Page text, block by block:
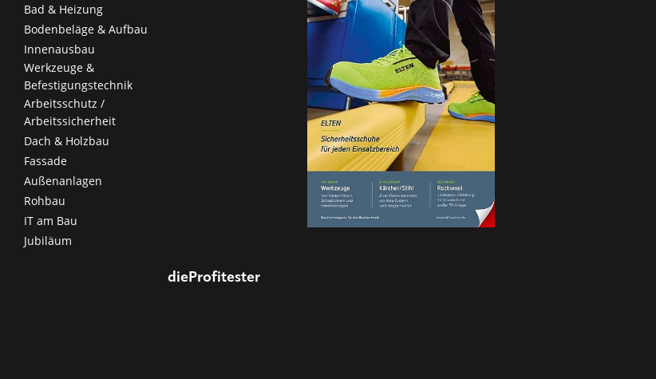
Bad & Heizung
Bodenbeläge & Aufbau
Innenausbau
Werkzeuge &
Befestigungstechnik
Arbeitsschutz /
Arbeitssicherheit
Dach & Holzbau
Fassade
Außenanlagen
Rohbau
IT am Bau
Jubiläum
dieProfitester